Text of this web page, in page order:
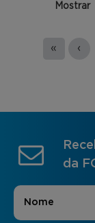
Mostrar
« ‹
da
Nome